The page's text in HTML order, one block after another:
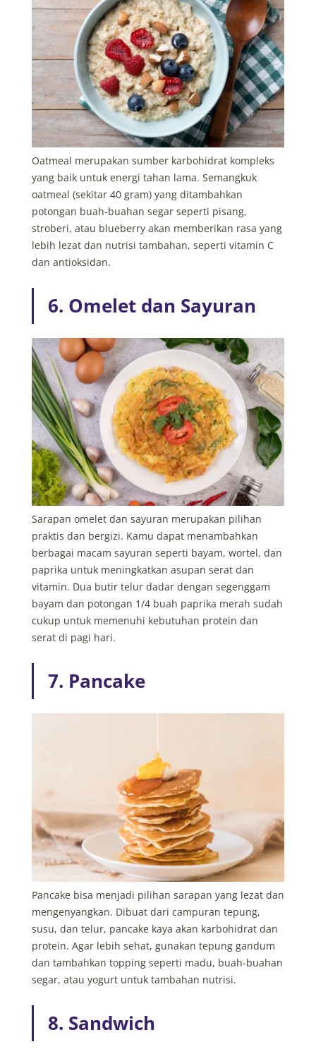
Oatmeal merupakan sumber karbohidrat kompleks
yang baik untuk energi tahan lama. Semangkuk
oatmeal (sekitar 40 gram) yang ditambahkan
potongan buah-buahan segar seperti pisang,
stroberi, atau blueberry akan memberikan rasa yang
lebih lezat dan nutrisi tambahan, seperti vitamin C
dan antioksidan.
6. Omelet dan Sayuran
Sarapan omelet dan sayuran merupakan pilihan
praktis dan bergizi. Kamu dapat menambahkan
berbagai macam sayuran seperti bayam, wortel, dan
paprika untuk meningkatkan asupan serat dan
vitamin. Dua butir telur dadar dengan segenggam
bayam dan potongan 1/4 buah paprika merah sudah
cukup untuk memenuhi kebutuhan protein dan
serat di pagi hari.
7. Pancake
Pancake bisa menjadi pilihan sarapan yang lezat dan
mengenyangkan. Dibuat dari campuran tepung,
susu, dan telur, pancake kaya akan karbohidrat dan
protein. Agar lebih sehat, gunakan tepung gandum
dan tambahkan topping seperti madu, buah-buahan
segar, atau yogurt untuk tambahan nutrisi.
8. Sandwich